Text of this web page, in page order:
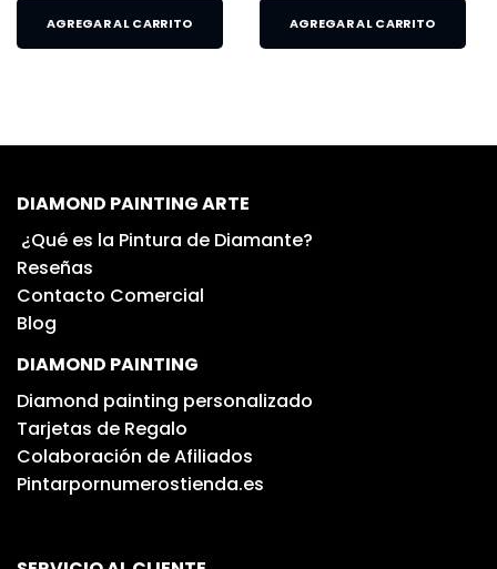
AGREGAR AL CARRITO AGREGAR AL CARRITO
DIAMOND PAINTING ARTE
¿Qué es la Pintura de Diamante?
Reseñas
Contacto Comercial
Blog
DIAMOND PAINTING
Diamond painting personalizado
Tarjetas de Regalo
Colaboración de Afiliados
Pintarpornumerostienda.es